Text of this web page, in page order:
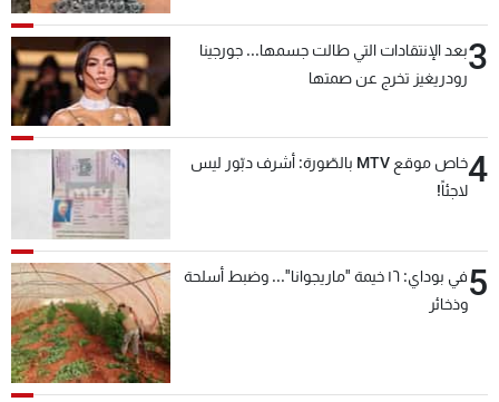
3بعد الإنتقادات التي طالت جسمها... جورجينا
رودريغيز تخرج عن صمتها
4
خاص موقع MTV بالصّورة: أشرف دبّور ليس
لاجئاً!
5
في بوداي: ١٦ خيمة "ماريجوانا"... وضبط أسلحة
وذخائر